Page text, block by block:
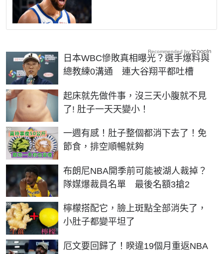
日本WBC慘敗真相曝光？選手爆料與
總教練0溝通 連大谷翔平都吐槽
起床就先做件事，沒三天小腹就不見
了! 肚子一天天變小！
PR
一週有感！肚子整個都消下去了！免
節食，排空順暢就夠
PR
布朗尼NBA開季前可能被湖人裁掉？
隊媒爆裁員名單 最後名額3搶2
檸檬搭配它，臉上斑點全部消失了，
小肚子都變平坦了
PR
厄文要回歸了！睽違19個月重返NBA
Recommended by